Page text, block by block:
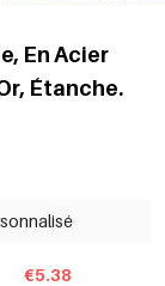
En Acier
Étanche.
€5.38